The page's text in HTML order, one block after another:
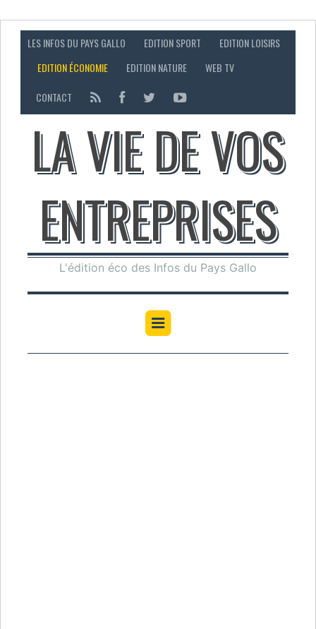
LES INFOS DU PAYS GALLO EDITION SPORT
EDITION LOISIRS
EDITION ÉCONOMIE
EDITION NATURE
WEB TV
CONTACT
LA VIE DE VOS
ENTREPRISES
L'édition éco des Infos du Pays Gallo